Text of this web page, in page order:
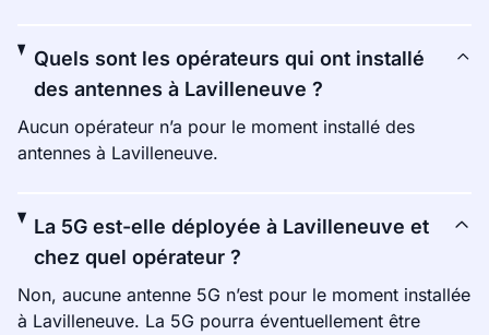
Quels sont les opérateurs qui ont installé
des antennes à Lavilleneuve ?
Aucun opérateur n’a pour le moment installé des
antennes à Lavilleneuve.
La 5G est-elle déployée à Lavilleneuve et
chez quel opérateur ?
Non, aucune antenne 5G n’est pour le moment installée
à Lavilleneuve. La 5G pourra éventuellement être